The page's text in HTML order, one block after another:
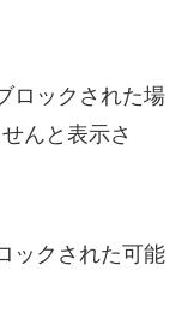
ロックされた場
んと表示さ
ックされた可能